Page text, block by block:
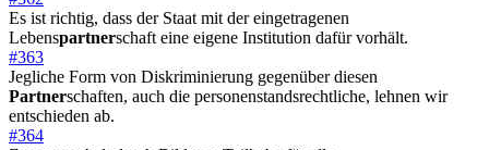
Es ist richtig, dass der Staat mit der eingetragenen
Lebenspartnerschaft eine eigene Institution dafür vorhält.
#363
Jegliche Form von Diskriminierung gegenüber diesen
Partnerschaften, auch die personenstandsrechtliche, lehnen wir
entschieden ab.
#364